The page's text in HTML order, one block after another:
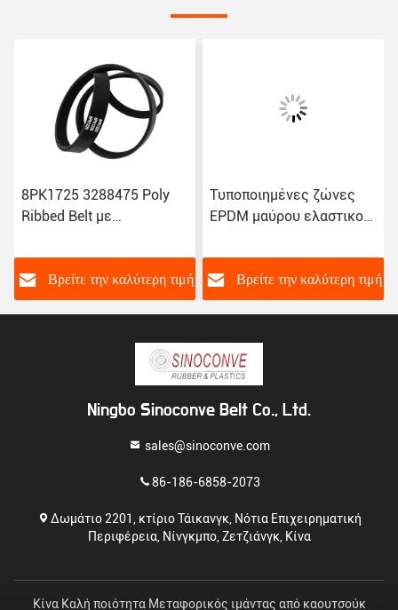
8PK1725 3288475 Poly
Ribbed Belt με
πιστοποίηση ISO 16949
Βρείτε την καλύτερη τιμή
Τυποποιημένες ζώνες
EPDM μαύρου ελαστικού
τυποποιημένο μέγεθος
Βρείτε την καλύτερη τιμή
Ningbo Sinoconve Belt Co., Ltd.
sales@sinoconve.com
86-186-6858-2073
Δωμάτιο 2201, κτίριο Τάικανγκ, Νότια Επιχειρηματική
Περιφέρεια, Νίνγκμπο, Ζετζιάνγκ, Κίνα
Κίνα Καλή ποιότητα Μεταφορικός ιμάντας από καουτσούκ